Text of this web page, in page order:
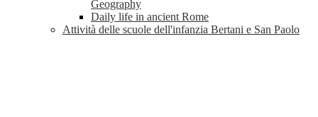
Geography
Daily life in ancient Rome
Attività delle scuole dell'infanzia Bertani e San Paolo